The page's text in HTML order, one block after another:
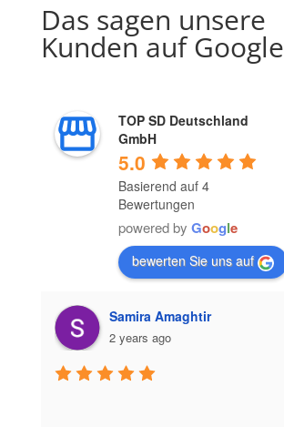
Das sagen unsere
Kunden auf Google
TOP SD Deutschland
GmbH
5.0
Basierend auf 4
Bewertungen
powered by Google
bewerten Sie uns auf
Samira Amaghtir
2 years ago